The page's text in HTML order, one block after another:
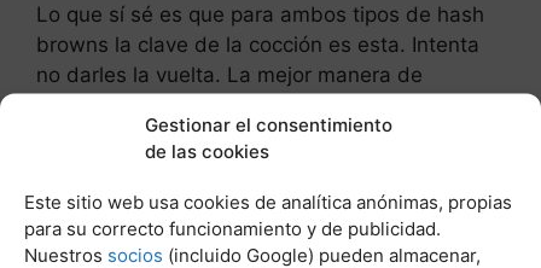
Gestionar el consentimiento
de las cookies
Este sitio web usa cookies de analítica anónimas, propias
para su correcto funcionamiento y de publicidad.
Nuestros socios (incluido Google) pueden almacenar,
Lo que sí sé es que para ambos tipos de hash
browns la clave de la cocción es esta. Intenta
no darles la vuelta. La mejor manera de
dejarlas reposar en la sartén y conseguir esa
bonita corteza marrón.
Post Relacionados: